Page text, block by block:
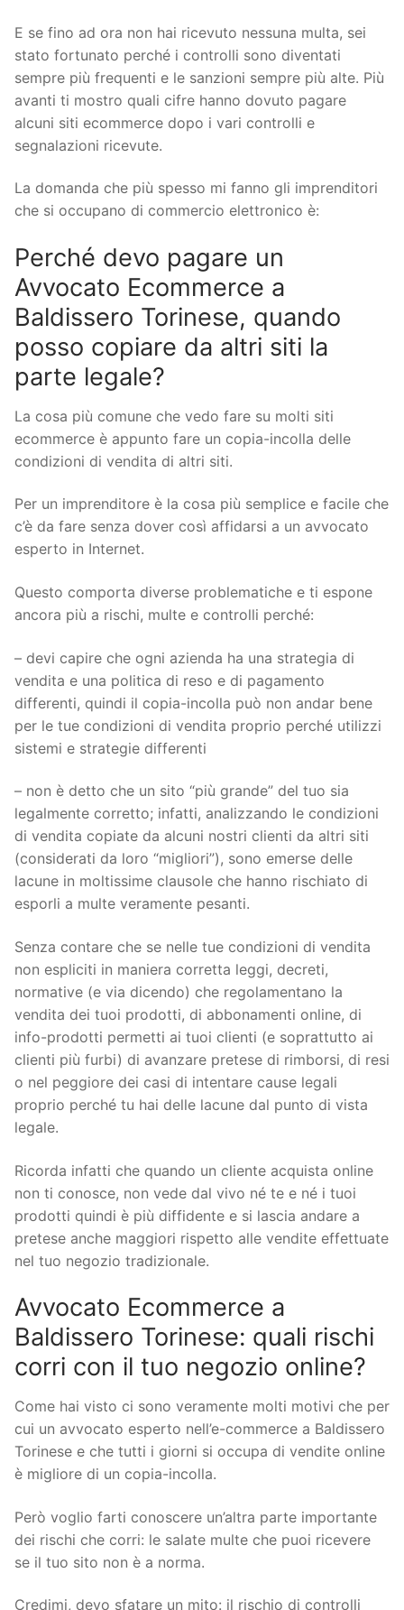
E se fino ad ora non hai ricevuto nessuna multa, sei
stato fortunato perché i controlli sono diventati
sempre più frequenti e le sanzioni sempre più alte. Più
avanti ti mostro quali cifre hanno dovuto pagare
alcuni siti ecommerce dopo i vari controlli e
segnalazioni ricevute.
La domanda che più spesso mi fanno gli imprenditori
che si occupano di commercio elettronico è:
Perché devo pagare un
Avvocato Ecommerce a
Baldissero Torinese, quando
posso copiare da altri siti la
parte legale?
La cosa più comune che vedo fare su molti siti
ecommerce è appunto fare un copia-incolla delle
condizioni di vendita di altri siti.
Per un imprenditore è la cosa più semplice e facile che
c’è da fare senza dover così affidarsi a un avvocato
esperto in Internet.
Questo comporta diverse problematiche e ti espone
ancora più a rischi, multe e controlli perché:
– devi capire che ogni azienda ha una strategia di
vendita e una politica di reso e di pagamento
differenti, quindi il copia-incolla può non andar bene
per le tue condizioni di vendita proprio perché utilizzi
sistemi e strategie differenti
– non è detto che un sito “più grande” del tuo sia
legalmente corretto; infatti, analizzando le condizioni
di vendita copiate da alcuni nostri clienti da altri siti
(considerati da loro “migliori”), sono emerse delle
lacune in moltissime clausole che hanno rischiato di
esporli a multe veramente pesanti.
Senza contare che se nelle tue condizioni di vendita
non espliciti in maniera corretta leggi, decreti,
normative (e via dicendo) che regolamentano la
vendita dei tuoi prodotti, di abbonamenti online, di
info-prodotti permetti ai tuoi clienti (e soprattutto ai
clienti più furbi) di avanzare pretese di rimborsi, di resi
o nel peggiore dei casi di intentare cause legali
proprio perché tu hai delle lacune dal punto di vista
legale.
Ricorda infatti che quando un cliente acquista online
non ti conosce, non vede dal vivo né te e né i tuoi
prodotti quindi è più diffidente e si lascia andare a
pretese anche maggiori rispetto alle vendite effettuate
nel tuo negozio tradizionale.
Avvocato Ecommerce a
Baldissero Torinese: quali rischi
corri con il tuo negozio online?
Come hai visto ci sono veramente molti motivi che per
cui un avvocato esperto nell’e-commerce a Baldissero
Torinese e che tutti i giorni si occupa di vendite online
è migliore di un copia-incolla.
Però voglio farti conoscere un’altra parte importante
dei rischi che corri: le salate multe che puoi ricevere
se il tuo sito non è a norma.
Credimi, devo sfatare un mito: il rischio di controlli